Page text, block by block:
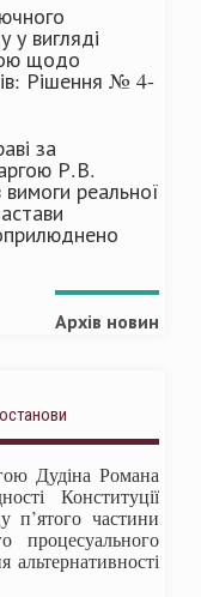
у вигляді
щодо
Рішення № 4-
за
Р.В.
реальної
Архів новин
Дудіна Романа
Конституції
п’ятого частини
процесуального
альтернативності